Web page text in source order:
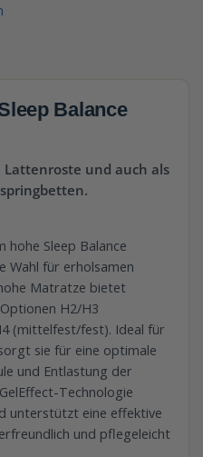
Balance
Lattenroste und auch als
hohe Sleep Balance
Wahl für erholsamen
Matratze bietet
H2/H3
(mittelfest/fest). Ideal für
sie für eine optimale
und Entlastung der
Technologie
unterstützt eine effektive
und pflegeleicht